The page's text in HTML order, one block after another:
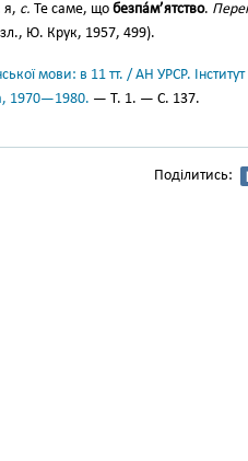
я, с. Те саме, що безпа́м’ятство.
Ю. Крук, 1957, 499).
мови: в 11 тт. / АН УРСР.
1970—1980. — Т. 1. — С. 137.
Поділитись: